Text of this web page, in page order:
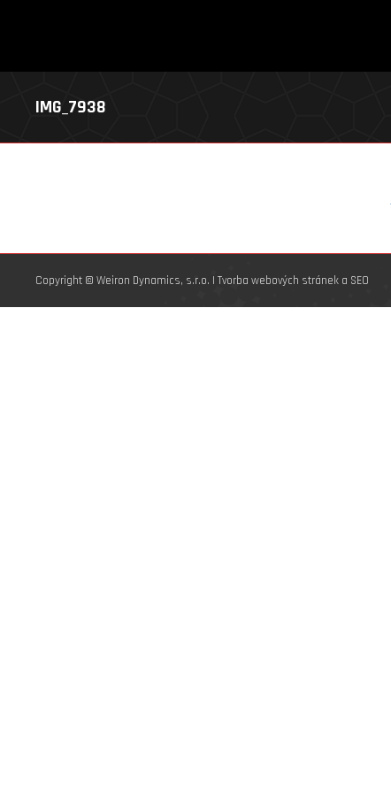
IMG_7938
Copyright © Weiron Dynamics, s.r.o. | Tvorba webových stránek a SEO